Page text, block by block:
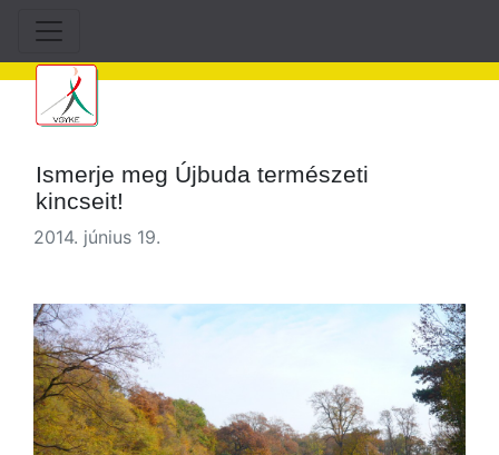
Ismerje meg Újbuda természeti
kincseit!
2014. június 19.